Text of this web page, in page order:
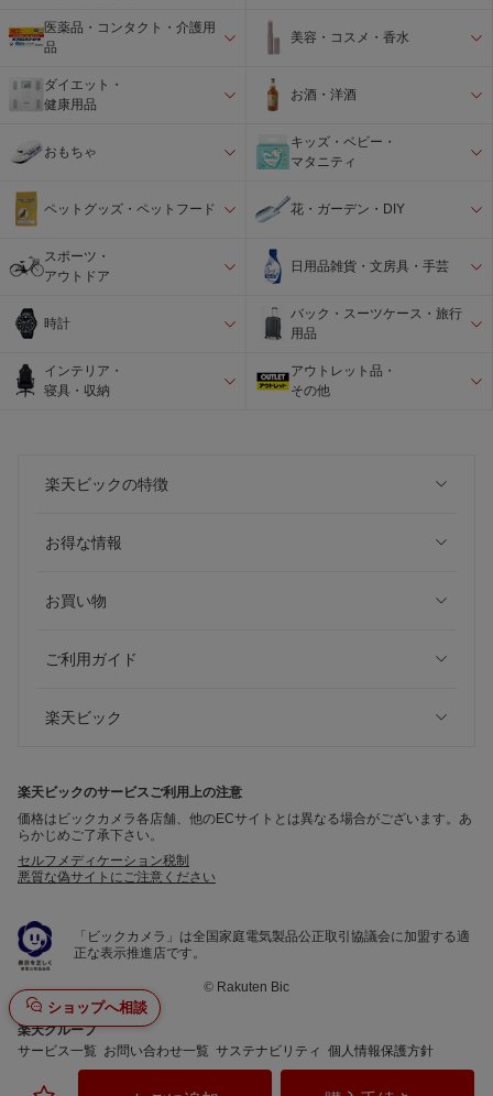
ショップへ相談
医薬品・コンタクト・介護用
品
美容・コスメ・香水
ダイエット・
健康用品
お酒・洋酒
おもちゃ
キッズ・ベビー・
マタニティ
ペットグッズ・ペットフード 花・ガーデン・DIY
スポーツ・
アウトドア
日用品雑貨・文房具・手芸
時計
バック・スーツケース・旅行
用品
インテリア・
寝具・収納
アウトレット品・
その他
楽天ビックの特徴
お得な情報
お買い物
ご利用ガイド
楽天ビック
楽天ビックのサービスご利用上の注意
価格はビックカメラ各店舗、他のECサイトとは異なる場合がございます。あ
らかじめご了承下さい。
セルフメディケーション税制
悪質な偽サイトにご注意ください
「ビックカメラ」は全国家庭電気製品公正取引協議会に加盟する適
正な表示推進店です。
© Rakuten Bic
楽天グループ
サービス一覧 お問い合わせ一覧 サステナビリティ 個人情報保護方針